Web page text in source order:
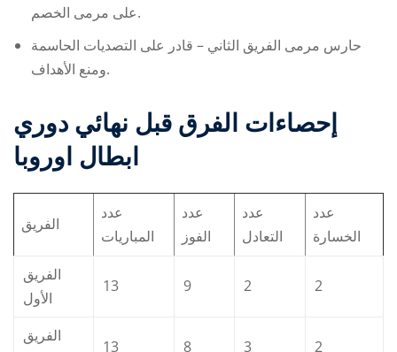
على مرمى الخصم.
حارس مرمى الفريق الثاني – قادر على التصديات الحاسمة
ومنع الأهداف.
إحصاءات الفرق قبل نهائي دوري
ابطال اوروبا
الفريق
عدد
المباريات
عدد
الفوز
عدد
التعادل
عدد
الخسارة
الفريق
الأول
13 9 2 2
الفريق
13 8 3 2